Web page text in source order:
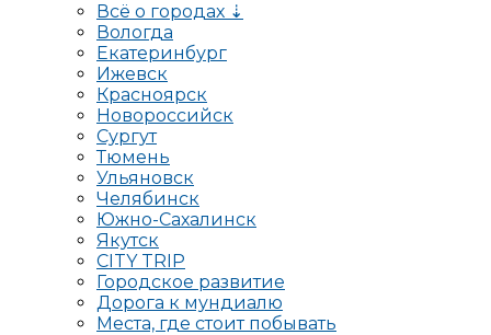
Всё о городах ⇣
Вологда
Екатеринбург
Ижевск
Красноярск
Новороссийск
Сургут
Тюмень
Ульяновск
Челябинск
Южно-Сахалинск
Якутск
CITY TRIP
Городское развитие
Дорога к мундиалю
Места, где стоит побывать